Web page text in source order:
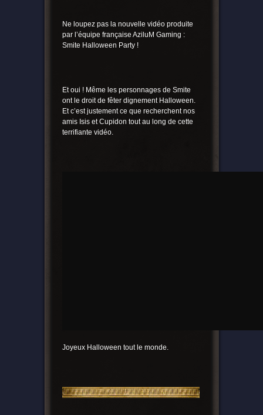
Ne loupez pas la nouvelle vidéo produite
par l’équipe française AziluM Gaming :
Smite Halloween Party !
Et oui ! Même les personnages de Smite
ont le droit de fêter dignement Halloween.
Et c’est justement ce que recherchent nos
amis Isis et Cupidon tout au long de cette
terrifiante vidéo.
Joyeux Halloween tout le monde.